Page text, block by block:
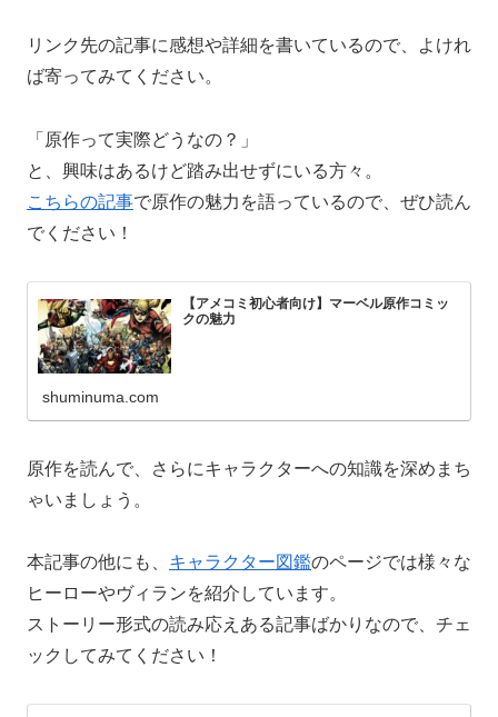
リンク先の記事に感想や詳細を書いているので、よけれ
ば寄ってみてください。
「原作って実際どうなの？」
と、興味はあるけど踏み出せずにいる方々。
こちらの記事で原作の魅力を語っているので、ぜひ読ん
でください！
【アメコミ初心者向け】マーベル原作コミッ
クの魅力
shuminuma.com
原作を読んで、さらにキャラクターへの知識を深めまち
ゃいましょう。
本記事の他にも、 キャラクター図鑑のページでは様々な
ヒーローやヴィランを紹介しています。
ストーリー形式の読み応えある記事ばかりなので、チェ
ックしてみてください！